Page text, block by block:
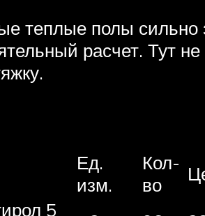
теплые полы сильно
расчет. Тут
Ед.
изм.
Кол-
во
5